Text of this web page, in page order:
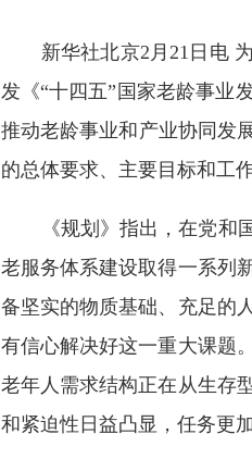
新华社北京2月21日电
发《“十四五”国家老龄事业
推动老龄事业和产业协同发
的总体要求、主要目标和工作
《规划》指出，在党
老服务体系建设取得一系列
备坚实的物质基础、充足的
有信心解决好这一重大课题
老年人需求结构正在从生存
和紧迫性日益凸显，任务更